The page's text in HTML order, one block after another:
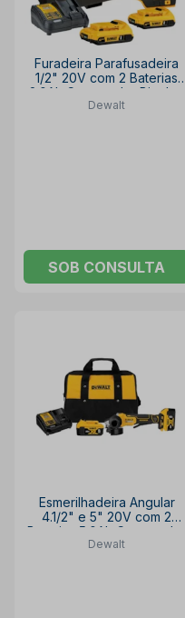
Furadeira Parafusadeira
1/2" 20V com 2 Baterias
2.0Ah Carregador Bivolt e
Maleta DCD7771D2-BR
Dewalt
SOB CONSULTA
Esmerilhadeira Angular
4.1/2" e 5" 20V com 2
Baterias 5.0Ah Carregador
Bivolt e Bolsa DCG413P2-
Dewalt